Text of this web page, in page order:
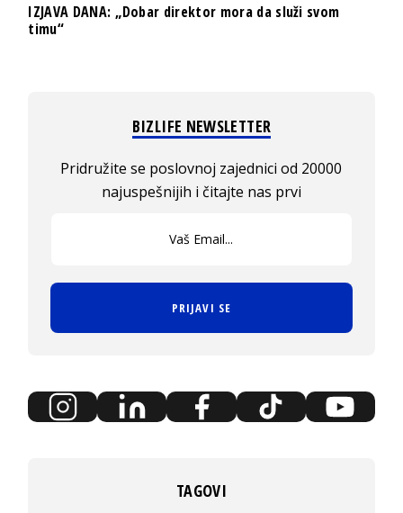
IZJAVA DANA: „Dobar direktor mora da služi svom
timu“
BIZLIFE NEWSLETTER
Pridružite se poslovnoj zajednici od 20000
najuspešnijih i čitajte nas prvi
PRIJAVI SE
TAGOVI